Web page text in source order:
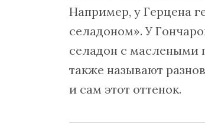
Например, у Герцена
селадоном». У
селадон с маслеными
также называют
и сам этот оттенок.